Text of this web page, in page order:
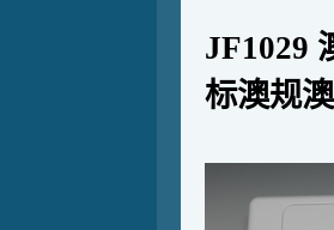
JF1029
标澳规